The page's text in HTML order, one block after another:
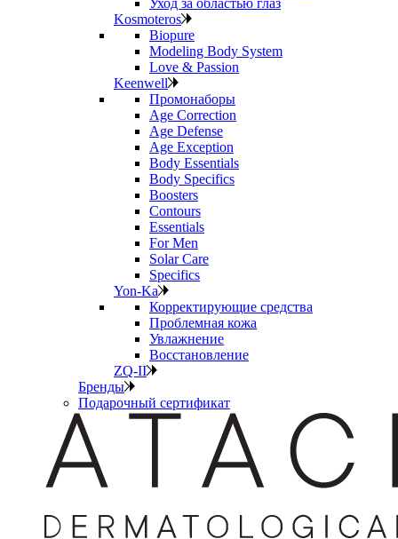
Kosmoteros
Biopure
Modeling Body System
Love & Passion
Keenwell
Промонаборы
Age Correction
Age Defense
Age Exception
Body Essentials
Body Specifics
Boosters
Contours
Essentials
For Men
Solar Care
Specifics
Yon-Ka
Корректирующие средства
Проблемная кожа
Увлажнение
Восстановление
ZQ-II
Бренды
Подарочный сертификат